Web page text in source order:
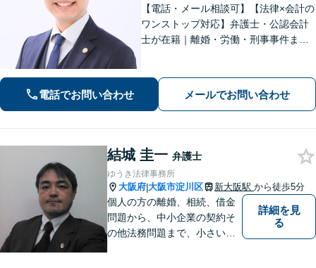
【電話・メール相談可】【法律×会計の
ワンストップ対応】弁護士・公認会計
士が在籍｜離婚・労働・刑事事件まで
をご提案します
電話でお問い合わせ メールでお問い合わせ
結城 圭一 弁護士
ゆうき法律事務所
大阪府|大阪市淀川区 新大阪駅 から徒歩5分
個人の方の離婚、相続、借金
問題から、中小企業の契約そ
の他法務問題まで、小さい事
詳細を見
る